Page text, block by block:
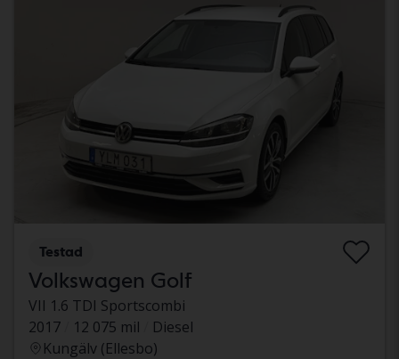
Testad
Volkswagen Golf
VII 1.6 TDI Sportscombi
2017
12 075 mil
Diesel
Kungälv (Ellesbo)